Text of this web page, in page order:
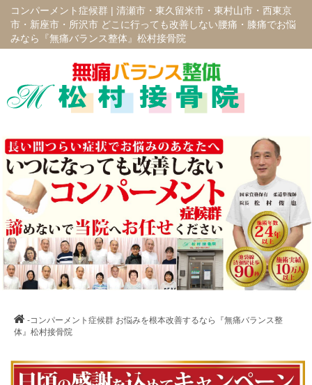
コンパーメント症候群 | 清瀬市・東久留米市・東村山市・西東京
市・新座市・所沢市 どこに行っても改善しない腰痛・膝痛でお悩
みなら『無痛バランス整体』松村接骨院
-コンパーメント症候群 お悩みを根本改善するなら『無痛バランス整
体』松村接骨院